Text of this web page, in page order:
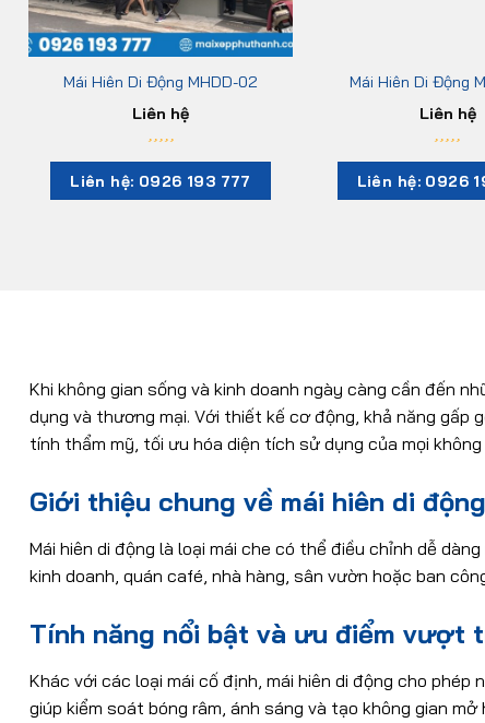
Mái Hiên Di Động MHDD-02
Liên hệ
Liên hệ: 0926 193 777
Mái Hiên Di Động
Liên hệ
Liên hệ: 0926
Khi không gian sống và kinh doanh ngày càng cần đến
dụng và thương mại. Với thiết kế cơ động, khả năng gấp
tính thẩm mỹ, tối ưu hóa diện tích sử dụng của mọi không
Giới thiệu chung về mái hiên di động
Mái hiên di động là loại mái che có thể điều chỉnh dễ
kinh doanh, quán café, nhà hàng, sân vườn hoặc ban
Tính năng nổi bật và ưu điểm vượt
Khác với các loại mái cố định, mái hiên di động cho
giúp kiểm soát bóng râm, ánh sáng và tạo không gian